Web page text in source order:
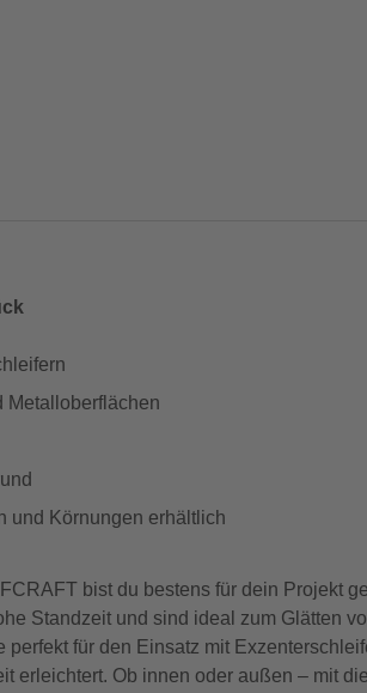
Metalloberflächen
und Körnungen erhältlich
bist du bestens für dein Projekt
Standzeit und sind ideal zum Glätten
perfekt für den Einsatz mit
erleichtert. Ob innen oder außen – mit